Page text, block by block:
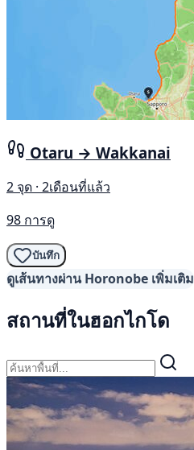
Otaru → Wakkanai
2 จุด · 2เดือนที่แล้ว
98 การดู
บันทึก
ดูเส้นทางผ่าน Horonobe เพิ่มเติม
สถานที่ในฮอกไกโด